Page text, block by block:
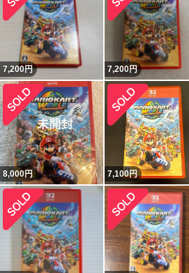
7,200円 7,200円
8,000円 7,100円